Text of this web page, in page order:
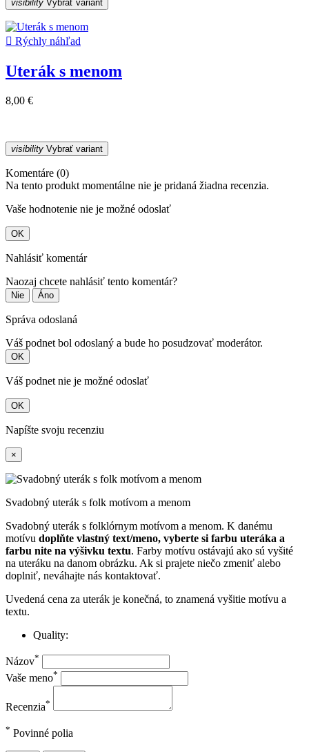
visibility Vybrať variant
 Rýchly náhľad
Uterák s menom
8,00 €
visibility Vybrať variant
Komentáre (0)
Na tento produkt momentálne nie je pridaná žiadna recenzia.
Vaše hodnotenie nie je možné odoslať
OK
Nahlásiť komentár
Naozaj chcete nahlásiť tento komentár?
Nie Áno
Správa odoslaná
Váš podnet bol odoslaný a bude ho posudzovať moderátor.
OK
Váš podnet nie je možné odoslať
OK
Napíšte svoju recenziu
×
Svadobný uterák s folk motívom a menom
Svadobný uterák s folklórnym motívom a menom. K danému
motívu doplňte vlastný text/meno, vyberte si farbu uteráka a
farbu nite na výšivku textu. Farby motívu ostávajú ako sú vyšité
na uteráku na danom obrázku. Ak si prajete niečo zmeniť alebo
doplniť, neváhajte nás kontaktovať.
Uvedená cena za uterák je konečná, to znamená vyšitie motívu a
textu.
Quality:
Názov*
Vaše meno*
Recenzia*
* Povinné polia